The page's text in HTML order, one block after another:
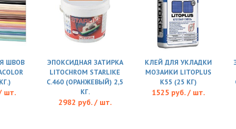
ШВОВ
шт.
ЭПОКСИДНАЯ ЗАТИРКА
LITOCHROM STARLIKE
C.460 (ОРАНЖЕВЫЙ) 2,5
КГ.
2982 руб. / шт.
КЛЕЙ ДЛЯ УКЛАДКИ
МОЗАИКИ LITOPLUS
K55 (25 КГ)
1525 руб. / шт.